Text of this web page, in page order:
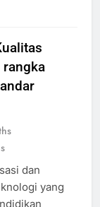
dan
yang